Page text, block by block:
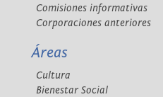
Comisiones informativas
Corporaciones anteriores
Áreas
Cultura
Bienestar Social